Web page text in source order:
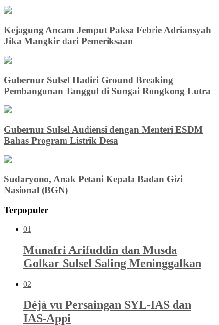
Kejagung Ancam Jemput Paksa Febrie Adriansyah
Jika Mangkir dari Pemeriksaan
Gubernur Sulsel Hadiri Ground Breaking
Pembangunan Tanggul di Sungai Rongkong Lutra
Gubernur Sulsel Audiensi dengan Menteri ESDM
Bahas Program Listrik Desa
Sudaryono, Anak Petani Kepala Badan Gizi
Nasional (BGN)
Terpopuler
01
Munafri Arifuddin dan Musda
Golkar Sulsel Saling Meninggalkan
02
Déjà vu Persaingan SYL-IAS dan
IAS-Appi